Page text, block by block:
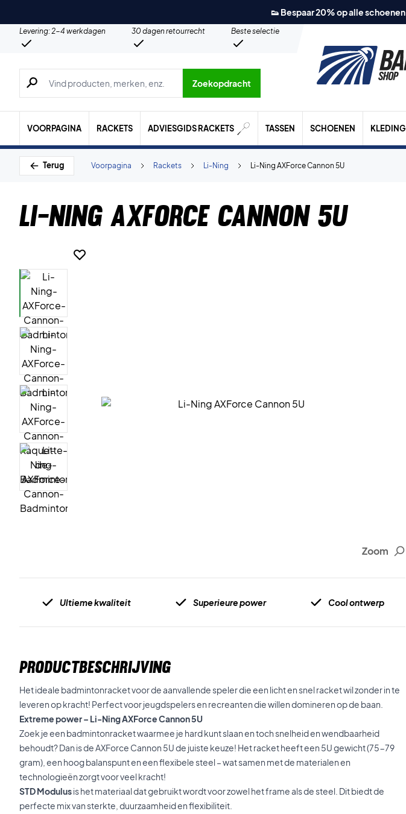
👟 Bespaar 20% op alle schoenen
Levering: 2-4 werkdagen 30 dagen retourrecht
Beste selectie
Zoeken naar producten, merken etc.
Zoekopdracht
VOORPAGINA RACKETS ADVIESGIDS RACKETS TASSEN SCHOENEN KLEDING
Terug Li-Ning AXForce Cannon 5U
Li-Ning
Rackets
Voorpagina
Li-Ning AXForce Cannon 5U
Zoom
Ultieme kwaliteit Superieure power Cool ontwerp
PRODUCTBESCHRIJVING
Het ideale badmintonracket voor de aanvallende speler die een licht en snel racket wil zonder in te
leveren op kracht! Perfect voor jeugdspelers en recreanten die willen domineren op de baan.
Extreme power – Li-Ning AXForce Cannon 5U
Zoek je een badmintonracket waarmee je hard kunt slaan en toch snelheid en wendbaarheid
behoudt? Dan is de AXForce Cannon 5U de juiste keuze! Het racket heeft een 5U gewicht (75-79
gram), een hoog balanspunt en een flexibele steel – wat samen met de materialen en
technologieën zorgt voor veel kracht!
STD Modulusis het materiaal dat gebruikt wordt voor zowel het frame als de steel. Dit biedt de
perfecte mix van sterkte, duurzaamheid en flexibiliteit.